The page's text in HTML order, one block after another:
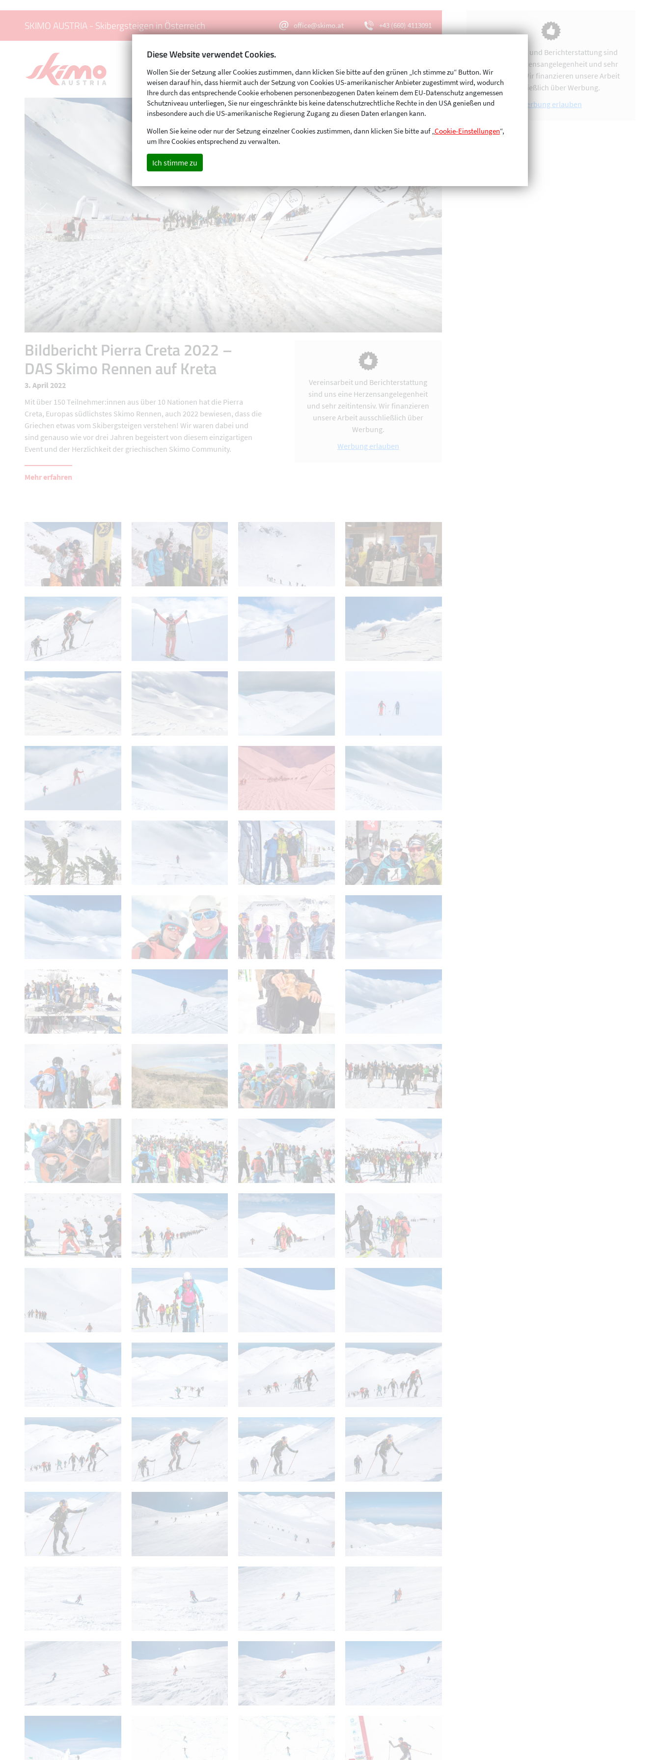
SKIMO AUSTRIA - Skibergsteigen in Österreich office@skimo.at +43 (660) 4113091
Menu
Bildbericht Pierra Creta 2022 –
DAS Skimo Rennen auf Kreta
3. April 2022
Mit über 150 Teilnehmer:innen aus über 10 Nationen hat die Pierra
Creta, Europas südlichstes Skimo Rennen, auch 2022 bewiesen, dass die
Griechen etwas vom Skibergsteigen verstehen! Wir waren dabei und
sind genauso wie vor drei Jahren begeistert von diesem einzigartigen
Event und der Herzlichkeit der griechischen Skimo Community.
Mehr erfahren
Vereinsarbeit und Berichterstattung
sind uns eine Herzensangelegenheit
und sehr zeitintensiv. Wir finanzieren
unsere Arbeit ausschließlich über
Werbung.
Werbung erlauben
Vereinsarbeit und Berichterstattung sind
uns eine Herzensangelegenheit und sehr
zeitintensiv. Wir finanzieren unsere Arbeit
ausschließlich über Werbung.
Werbung erlauben
Diese Website verwendet Cookies.
Wollen Sie der Setzung aller Cookies zustimmen, dann klicken Sie bitte auf den grünen „Ich stimme zu“ Button. Wir
weisen darauf hin, dass hiermit auch der Setzung von Cookies US-amerikanischer Anbieter zugestimmt wird, wodurch
Ihre durch das entsprechende Cookie erhobenen personenbezogenen Daten keinem dem EU-Datenschutz angemessen
Schutzniveau unterliegen, Sie nur eingeschränkte bis keine datenschutzrechtliche Rechte in den USA genießen und
insbesondere auch die US-amerikanische Regierung Zugang zu diesen Daten erlangen kann.
Wollen Sie keine oder nur der Setzung einzelner Cookies zustimmen, dann klicken Sie bitte auf „Cookie-Einstellungen“,
um Ihre Cookies entsprechend zu verwalten.
Ich stimme zu